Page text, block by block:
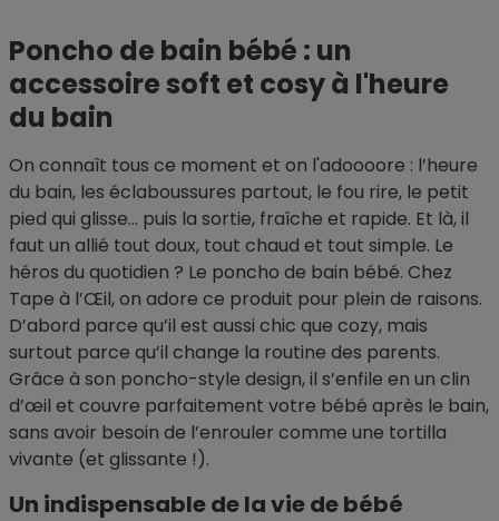
Poncho de bain bébé : un
accessoire soft et cosy à l'heure
du bain
On connaît tous ce moment et on l'adoooore : l’heure
du bain, les éclaboussures partout, le fou rire, le petit
pied qui glisse… puis la sortie, fraîche et rapide. Et là, il
faut un allié tout doux, tout chaud et tout simple. Le
héros du quotidien ? Le poncho de bain bébé. Chez
Tape à l’Œil, on adore ce produit pour plein de raisons.
D’abord parce qu’il est aussi chic que cozy, mais
surtout parce qu’il change la routine des parents.
Grâce à son poncho-style design, il s’enfile en un clin
d’œil et couvre parfaitement votre bébé après le bain,
sans avoir besoin de l’enrouler comme une tortilla
vivante (et glissante !).
Un indispensable de la vie de bébé